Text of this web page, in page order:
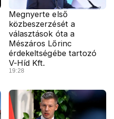
Megnyerte első
közbeszerzését a
választások óta a
Mészáros Lőrinc
érdekeltségébe tartozó
V-Híd Kft.
19:28